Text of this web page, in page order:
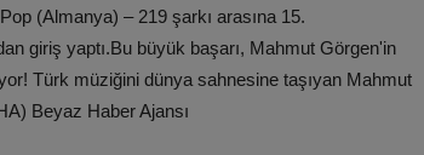
(Almanya) – 219 şarkı arasına 15.
giriş yaptı.Bu büyük başarı, Mahmut Görgen'in
Türk müziğini dünya sahnesine taşıyan Mahmut
Beyaz Haber Ajansı